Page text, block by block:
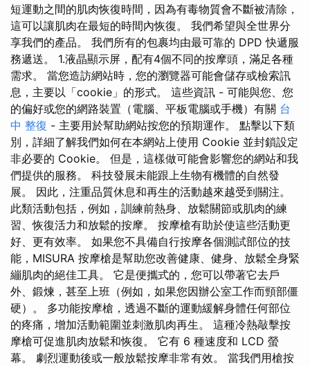
短運動之間的肌肉恢復時間，因為有毒物質會不斷被清除，
這可以讓肌肉在最短的時間內恢復。 我們希望與全世界分
享我們的產品。 我們所有的包裹均由最可靠的 DPD 快遞服
務遞送。 1.液晶顯示屏，配有4個不同的按摩頭，滿足各種
需求。 當您造訪網站時，您的瀏覽器可能會儲存或檢索訊
息，主要以「cookie」的形式。 這些資訊 - 可能與您、您
的偏好或您的網路裝置（電腦、平板電腦或手機）有關 台
中 整復 - 主要用於幫助網站按您的預期運作。 點擊以下類
別，詳細了解我們如何在本網站上使用 Cookie 並封鎖設定
非必要的 Cookie。 但是，這樣做可能會影響您的網站和我
們提供的服務。 科技發展未能跟上生物有機體的自然發
展。 因此，注重品質休息和再生的活動越來越受到關注。
此類活動包括，例如，訓練前熱身、放鬆關節或肌肉的練
習、恢復活力和放鬆的按摩。 按摩槍有助於使這些活動更
好、更有效率。 如果您不具備自行按摩各個測試部位的技
能，MISURA 按摩槍是幫助您改善健康、健身、放鬆全身緊
繃肌肉的絕佳工具。 它是便攜式的，您可以帶著它去戶
外、鍛煉，甚至上班（例如，如果您因辦公室工作而頸部僵
硬）。 多功能按摩槍，透過不斷的運動緩解身體任何部位
的疼痛，增加活動範圍並刺激肌肉再生。 這種冷熱敲擊按
摩槍可促進肌肉放鬆和恢復。 它有 6 種速度和 LCD 螢
幕。 劇烈運動後或一般放鬆按摩非常有效。 當我們用槍按